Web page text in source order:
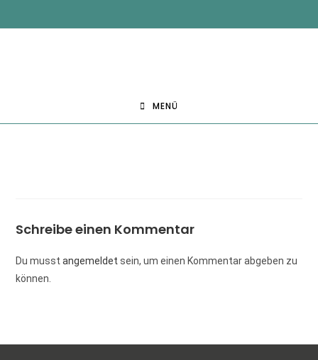
MENÜ
Schreibe einen Kommentar
Du musstangemeldet sein, um einen Kommentar abgeben zu
können.